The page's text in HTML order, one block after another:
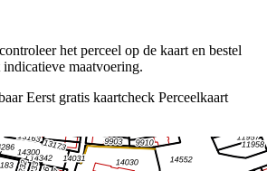
het perceel op de kaart en bestel
maatvoering.
Eerst gratis kaartcheck Perceelkaart